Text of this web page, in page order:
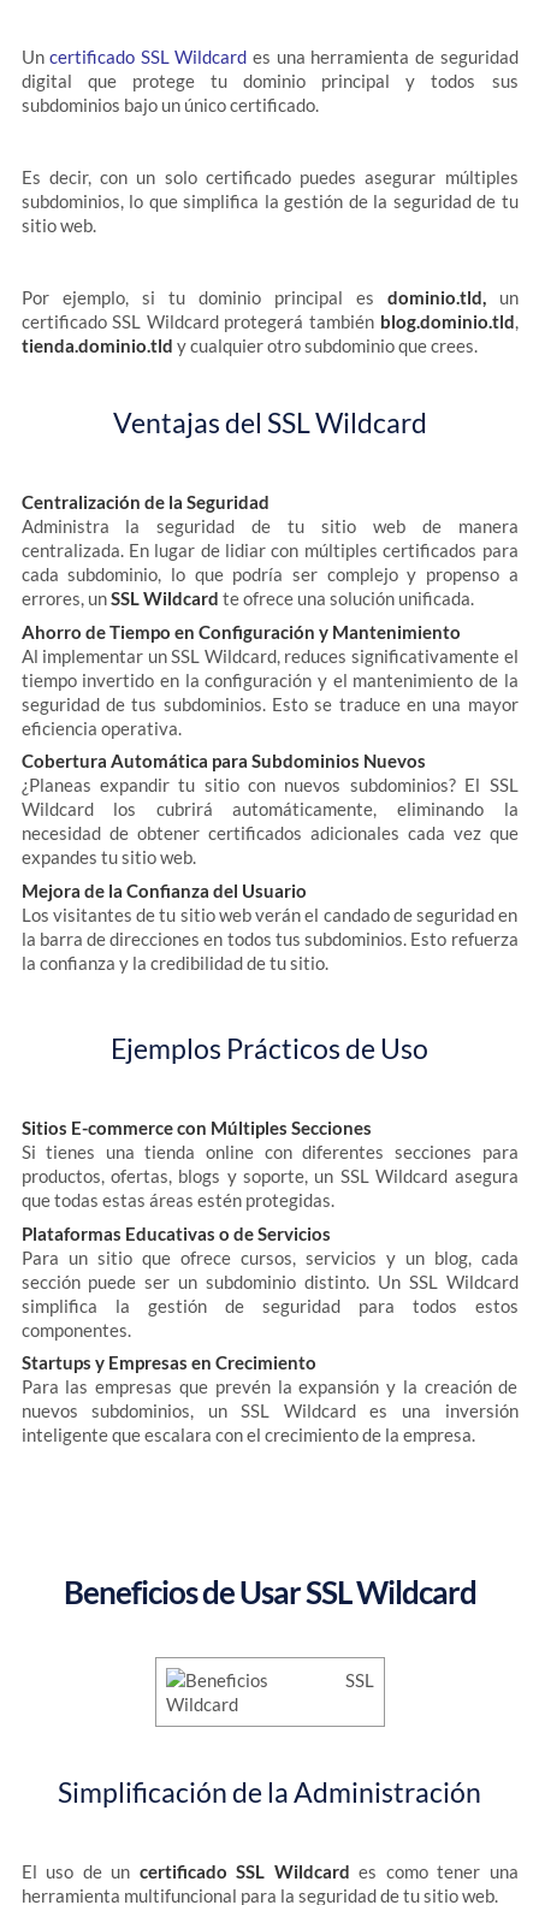
Uncertificado SSL Wildcard es una herramienta de seguridad
digital que protege tu dominio principal y todos sus
subdominios bajo un único certificado.
Es decir, con un solo certificado puedes asegurar múltiples
subdominios, lo que simplifica la gestión de la seguridad de tu
sitio web.
Por ejemplo, si tu dominio principal es dominio.tld,un
certificado SSL Wildcard protegerá también blog.dominio.tld,
tienda.dominio.tld y cualquier otro subdominio que crees.
Ventajas del SSL Wildcard
Centralización de la Seguridad
Administra la seguridad de tu sitio web de manera
centralizada. En lugar de lidiar con múltiples certificados para
cada subdominio, lo que podría ser complejo y propenso a
errores, unSSL Wildcard te ofrece una solución unificada.
Ahorro de Tiempo en Configuración y Mantenimiento
Al implementar un SSL Wildcard, reduces significativamente el
tiempo invertido en la configuración y el mantenimiento de la
seguridad de tus subdominios. Esto se traduce en una mayor
eficiencia operativa.
Cobertura Automática para Subdominios Nuevos
¿Planeas expandir tu sitio con nuevos subdominios? El SSL
Wildcard los cubrirá automáticamente, eliminando la
necesidad de obtener certificados adicionales cada vez que
expandes tu sitio web.
Mejora de la Confianza del Usuario
Los visitantes de tu sitio web verán el candado de seguridad en
la barra de direcciones en todos tus subdominios. Esto refuerza
la confianza y la credibilidad de tu sitio.
Ejemplos Prácticos de Uso
Sitios E-commerce con Múltiples Secciones
Si tienes una tienda online con diferentes secciones para
productos, ofertas, blogs y soporte, un SSL Wildcard asegura
que todas estas áreas estén protegidas.
Plataformas Educativas o de Servicios
Para un sitio que ofrece cursos, servicios y un blog, cada
sección puede ser un subdominio distinto. Un SSL Wildcard
simplifica la gestión de seguridad para todos estos
componentes.
Startups y Empresas en Crecimiento
Para las empresas que prevén la expansión y la creación de
nuevos subdominios, un SSL Wildcard es una inversión
inteligente que escalara con el crecimiento de la empresa.
Beneficios de Usar SSL Wildcard
Simplificación de la Administración
El uso de un certificado SSL Wildcard es como tener una
herramienta multifuncional para la seguridad de tu sitio web.